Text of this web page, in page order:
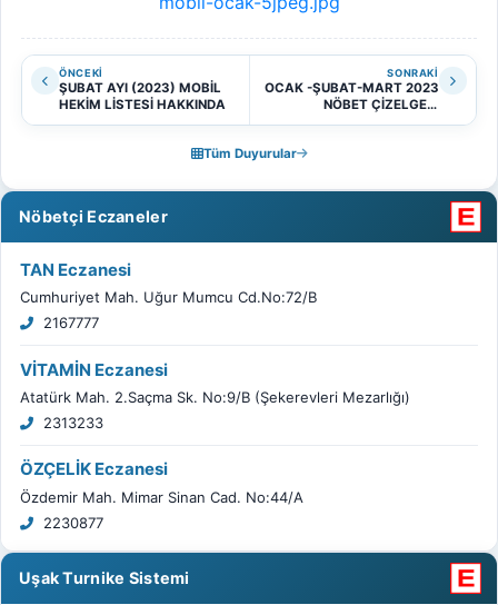
ÖNCEKI
ŞUBAT AYI (2023) MOBİL
HEKİM LİSTESİ HAKKINDA
SONRAKI
OCAK -ŞUBAT-MART 2023
NÖBET ÇİZELGESİ
HAKKINDA
Tüm Duyurular
Nöbetçi Eczaneler
TAN Eczanesi
Cumhuriyet Mah. Uğur Mumcu Cd.No:72/B
2167777
VİTAMİN Eczanesi
Atatürk Mah. 2.Saçma Sk. No:9/B (Şekerevleri Mezarlığı)
2313233
ÖZÇELİK Eczanesi
Özdemir Mah. Mimar Sinan Cad. No:44/A
2230877
Uşak Turnike Sistemi